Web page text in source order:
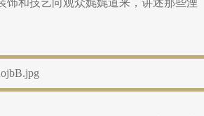
饰和技艺向观众娓娓道来，讲述那些湮